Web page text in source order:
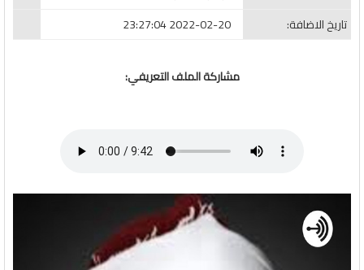
تاريخ الاضافة:
2022-02-20 23:27:04
مشاركة الملف التعريفي: